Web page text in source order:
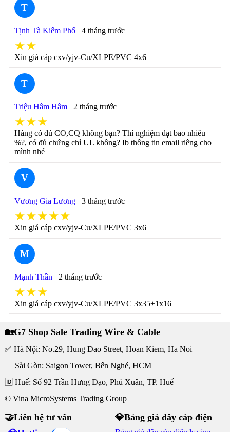
T
Tịnh Tà Kiếm Phổ 4 tháng trước
★★
Xin giá cáp cxv/yjv-Cu/XLPE/PVC 4x6
T
Triệu Hâm Hâm 2 tháng trước
★★★
Hàng có đủ CO,CQ không bạn? Thí nghiệm đạt bao nhiêu
%?, có đủ chứng chỉ UL không? Ib thông tin email riêng cho
mình nhé
V
Vương Gia Lương 3 tháng trước
★★★★★
Xin giá cáp cxv/yjv-Cu/XLPE/PVC 3x6
M
Mạnh Thần 2 tháng trước
★★★
Xin giá cáp cxv/yjv-Cu/XLPE/PVC 3x35+1x16
🏡G7 Shop Sale Trading Wire & Cable
✅ Hà Nội: No.29, Hung Dao Street, Hoan Kiem, Ha Noi
🔷 Sài Gòn: Saigon Tower, Bến Nghé, HCM
🆔 Huế: Số 92 Trần Hưng Đạo, Phú Xuân, TP. Huế
© Vina MicroSystems Trading Group
🤝Liên hệ tư vấn
💎Bảng giá dây cáp điện